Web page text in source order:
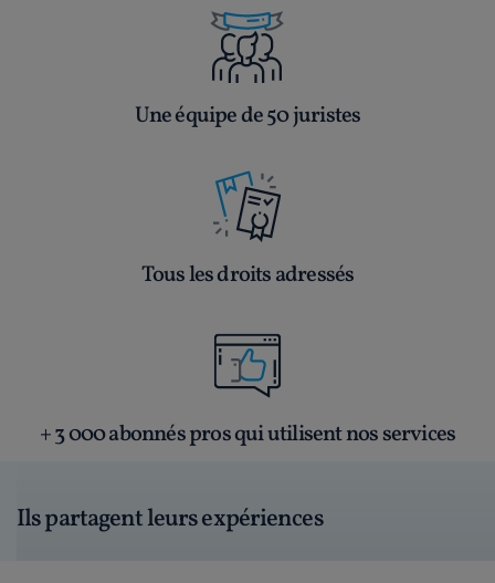
Une équipe de 50 juristes
Tous les droits adressés
+ 3 000 abonnés pros qui utilisent nos services
Ils partagent leurs expériences